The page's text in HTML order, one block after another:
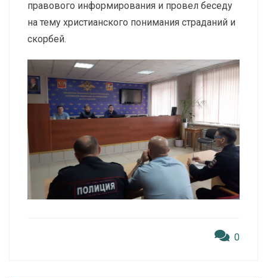
правового информирования и провел беседу
на тему христианского понимания страданий и
скорбей.
0